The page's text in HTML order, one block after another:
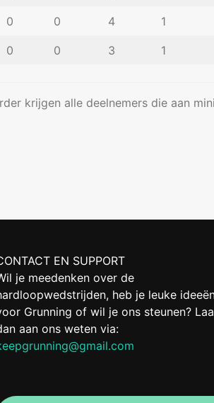
0 0 4 1
0 0 3 1
krijgen alle deelnemers die aan
EN SUPPORT
je meedenken over de
heb je leuke
Grunning of wil je ons steunen?
aan ons weten via: